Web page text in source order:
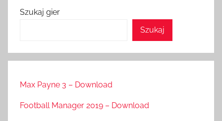
Szukaj gier
Szukaj
Max Payne 3 – Download
Football Manager 2019 – Download